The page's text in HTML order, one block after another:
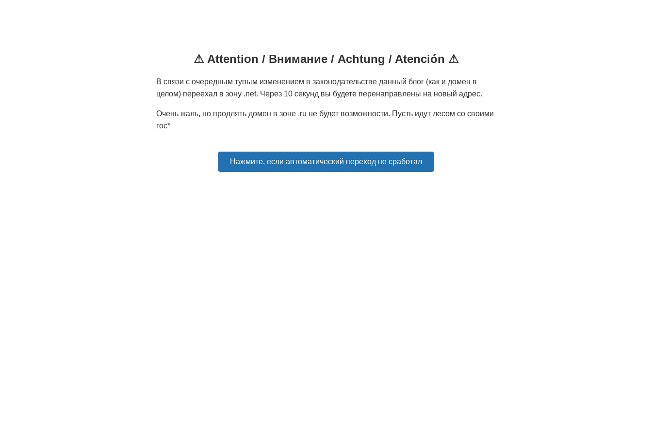
⚠ Attention / Внимание / Achtung / Atención ⚠
В связи с очередным тупым изменением в законодательстве данный блог (как и домен в
целом) переехал в зону .net. Через 10 секунд вы будете перенаправлены на новый адрес.
Очень жаль, но продлять домен в зоне .ru не будет возможности. Пусть идут лесом со своими
гос*
Нажмите, если автоматический переход не сработал